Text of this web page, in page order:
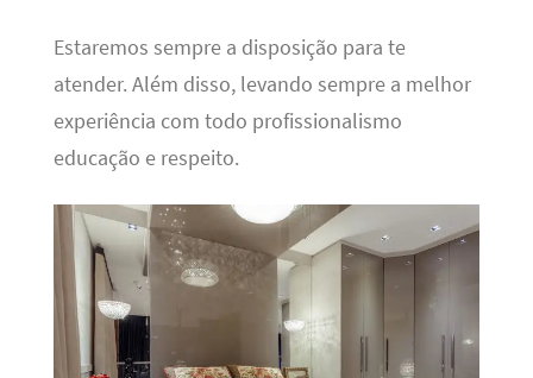
Estaremos sempre a disposição para te
atender. Além disso, levando sempre a melhor
experiência com todo profissionalismo
educação e respeito.